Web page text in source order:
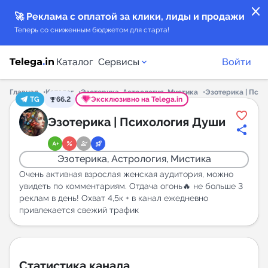
close
🚀 Реклама с оплатой за клики, лиды и продажи
Теперь со сниженным бюджетом для старта!
Каталог Сервисы
Каталог каналов
Каталог ботов
Горящие предложения
Индекс читаемости каналов в Telegram
New
Войти
Главная Каталог Эзотерика, Астрология, Мистика
Эзотерика |
TG
66.2 Эксклюзивно на Telega.in
Эзотерика | Психология Души
Эзотерика, Астрология, Мистика
Очень активная взрослая женская аудитория, можно
увидеть по комментариям. Отдача огонь🔥 не больше 3
реклам в день! Охват 4,5к + в канал ежедневно
привлекается свежий трафик